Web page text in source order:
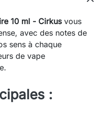
10 ml - Cirkusvous
avec des notes de
sens à chaque
de vape
: